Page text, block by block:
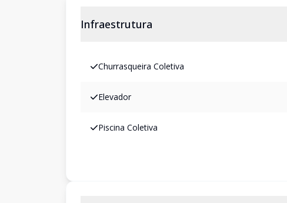
Infraestrutura
Churrasqueira Coletiva
Elevador
Piscina Coletiva